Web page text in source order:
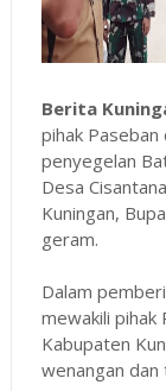
Berita
pihak
penyegelan
Desa
Kuningan,
geram.
Dalam
mewakili pihak
Kabupaten
wenangan dan